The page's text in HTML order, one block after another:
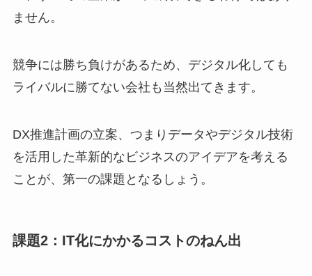
ません。
競争には勝ち負けがあるため、デジタル化しても
ライバルに勝てない会社も当然出てきます。
DX推進計画の立案、つまりデータやデジタル技術
を活用した革新的なビジネスのアイデアを考える
ことが、第一の課題となるしょう。
課題2：IT化にかかるコストのねん出